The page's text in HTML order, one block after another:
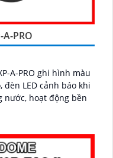
A-PRO
A-PRO ghi hình màu
LED cảnh báo khi